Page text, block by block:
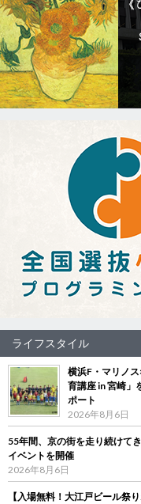
ライフスタイル
横浜F・マリノ
育講座 in 宮崎
ポート
2026年8月6日
55年間、京の街を走り続けて
イベントを開催
2026年8月6日
【入場無料！大江戸ビール祭